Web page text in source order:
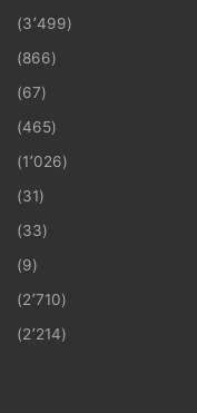
(3٬499)
(866)
(67)
(465)
(1٬026)
(31)
(33)
(9)
(2٬710)
(2٬214)